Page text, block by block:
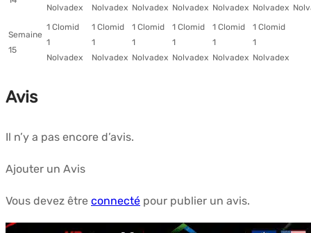
Nolvadex Nolvadex Nolvadex Nolvadex Nolvadex Nolvadex
Semaine
15
1 Clomid
1
Nolvadex
1 Clomid
1
Nolvadex
1 Clomid
1
Nolvadex
1 Clomid
1
Nolvadex
1 Clomid
1
Nolvadex
1 Clomid
1
Nolvadex
Avis
Il n’y a pas encore d’avis.
Ajouter un Avis
Vous devez être connecté pour publier un avis.